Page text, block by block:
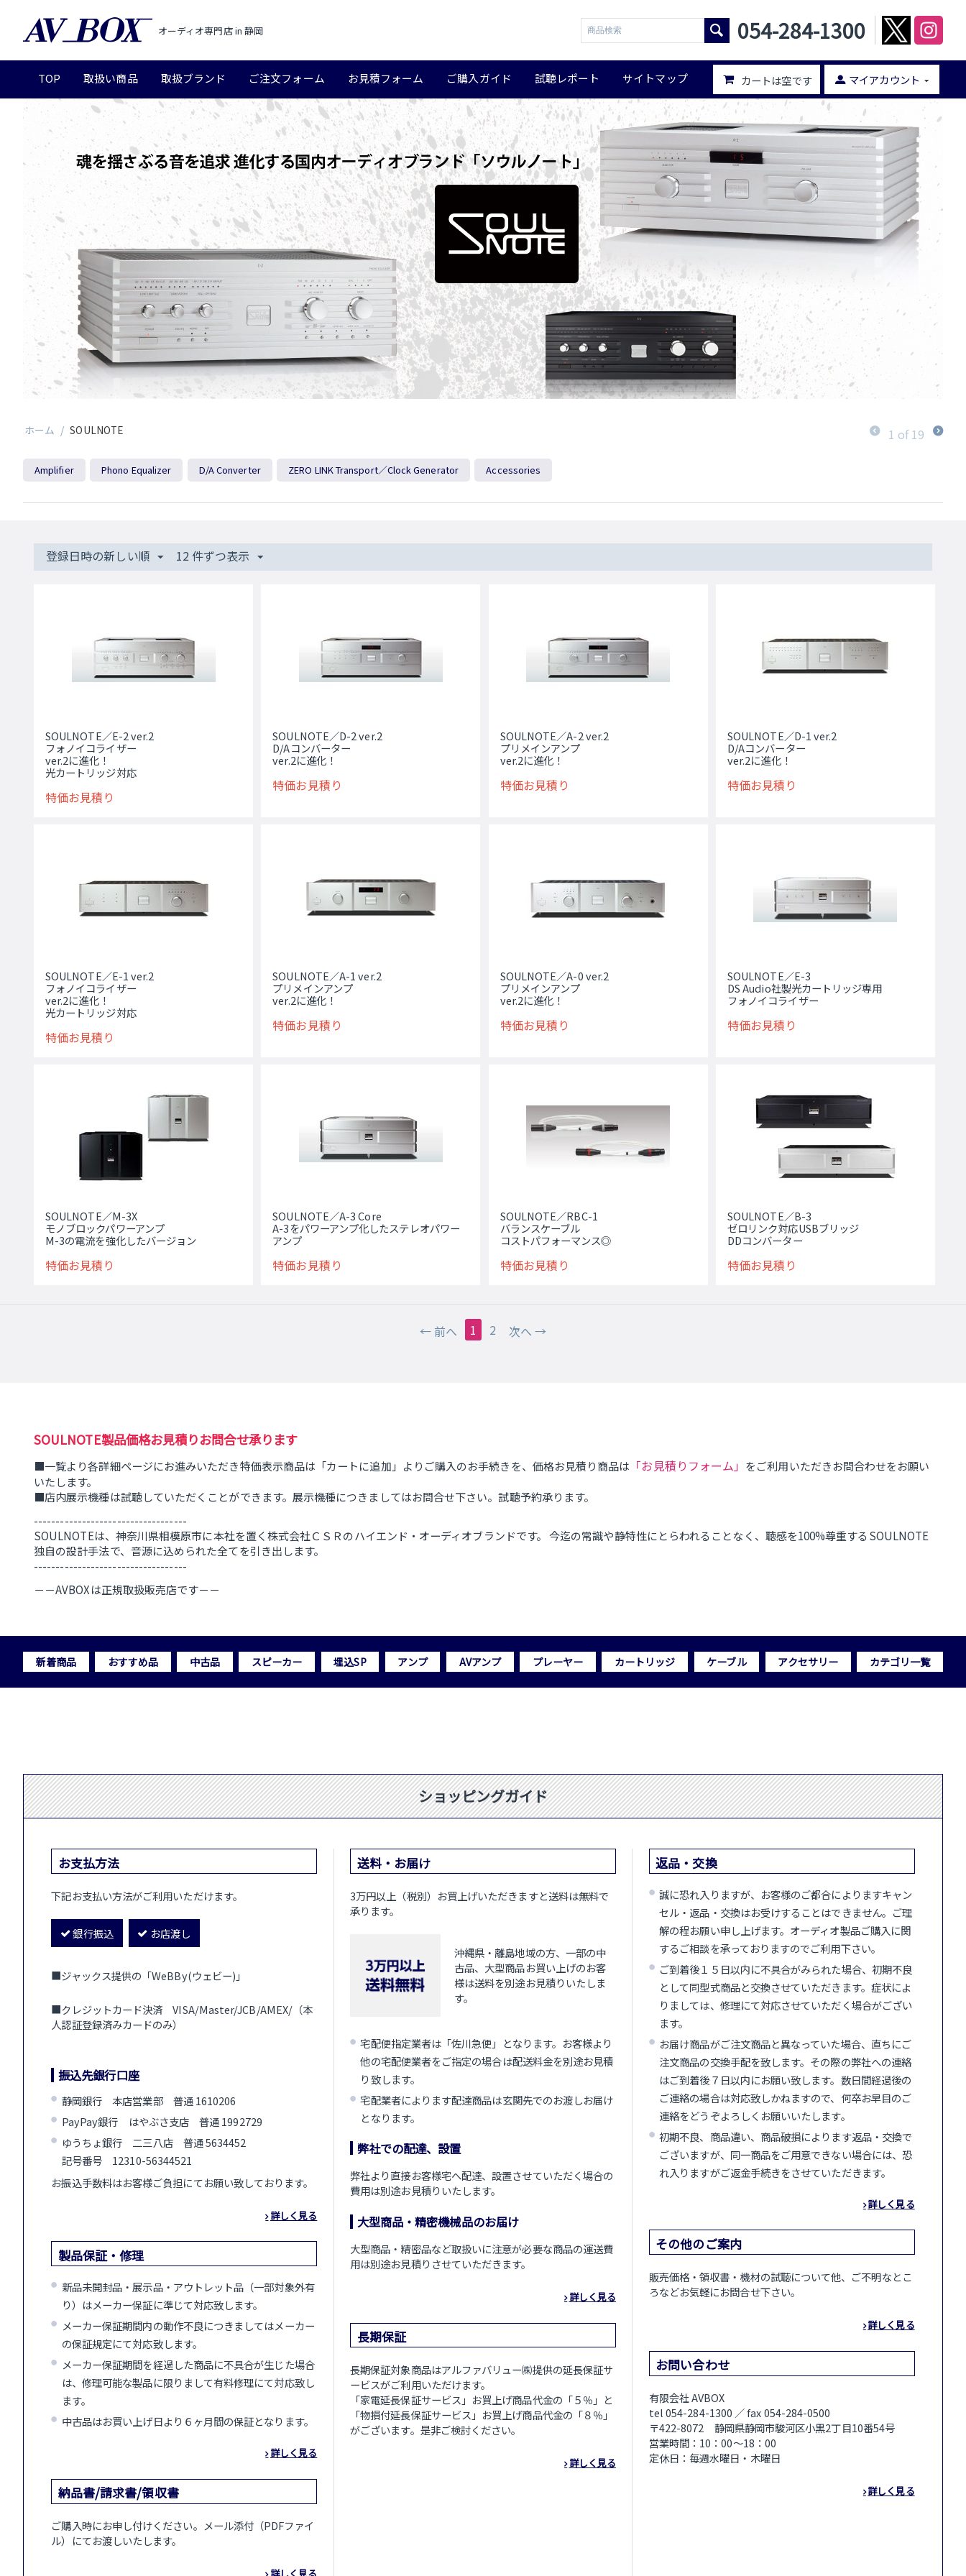
オーディオ専門店 in 静岡 054-284-1300
TOP 取扱い商品 取扱ブランド ご注文フォーム お見積フォーム ご購入ガイド 試聴レポート サイトマップ カートは空です マイアカウント
ホーム / SOULNOTE 1 of 19
Amplifier Phono Equalizer D/A Converter ZERO LINK Transport／Clock Generator Accessories
登録日時の新しい順 12 件ずつ表示
SOULNOTE／E-2 ver.2
フォノイコライザー
ver.2に進化！
光カートリッジ対応
特価お見積り
SOULNOTE／D-2 ver.2
D/Aコンバーター
ver.2に進化！
特価お見積り
SOULNOTE／A-2 ver.2
プリメインアンプ
ver.2に進化！
特価お見積り
SOULNOTE／D-1 ver.2
D/Aコンバーター
ver.2に進化！
特価お見積り
SOULNOTE／E-1 ver.2
フォノイコライザー
ver.2に進化！
光カートリッジ対応
特価お見積り
SOULNOTE／A-1 ver.2
プリメインアンプ
ver.2に進化！
特価お見積り
SOULNOTE／A-0 ver.2
プリメインアンプ
ver.2に進化！
特価お見積り
SOULNOTE／E-3
DS Audio社製光カートリッジ専用
フォノイコライザー
特価お見積り
SOULNOTE／M-3X
モノブロックパワーアンプ
M-3の電流を強化したバージョン
特価お見積り
SOULNOTE／A-3 Core
A-3をパワーアンプ化したステレオパワー
アンプ
特価お見積り
SOULNOTE／RBC-1
バランスケーブル
コストパフォーマンス◎
特価お見積り
SOULNOTE／B-3
ゼロリンク対応USBブリッジ
DDコンバーター
特価お見積り
前へ 1 2 次へ
SOULNOTE製品価格お見積りお問合せ承ります
■一覧より各詳細ページにお進みいただき特価表示商品は「カートに追加」よりご購入のお手続きを、価格お見積り商品は 「お見積りフォーム」 をご利用いただきお問合わせをお願い
いたします。
■店内展示機種は試聴していただくことができます。展示機種につきましてはお問合せ下さい。試聴予約承ります。
-----------------------------------
SOULNOTEは、神奈川県相模原市に本社を置く株式会社ＣＳＲのハイエンド・オーディオブランドです。 今迄の常識や静特性にとらわれることなく、聴感を100%尊重するSOULNOTE
独自の設計手法で、音源に込められた全てを引き出します。
-----------------------------------
－－AVBOXは正規取扱販売店です－－
新着商品 おすすめ品 中古品 スピーカー 埋込SP アンプ AVアンプ プレーヤー カートリッジ ケーブル アクセサリー カテゴリ一覧
ショッピングガイド
お支払方法
下記お支払い方法がご利用いただけます。
銀行振込 お店渡し
■ジャックス提供の「WeBBy(ウェビー)」
■クレジットカード決済 VISA/Master/JCB/AMEX/（本
人認証登録済みカードのみ）
振込先銀行口座
静岡銀行 本店営業部 普通 1610206
PayPay銀行 はやぶさ支店 普通 1992729
ゆうちょ銀行 二三八店 普通 5634452
記号番号 12310-56344521
お振込手数料はお客様ご負担にてお願い致しております。
詳しく見る
製品保証・修理
新品未開封品・展示品・アウトレット品（一部対象外有
り）はメーカー保証に準じて対応致します。
メーカー保証期間内の動作不良につきましてはメーカー
の保証規定にて対応致します。
メーカー保証期間を経過した商品に不具合が生じた場合
は、修理可能な製品に限りまして有料修理にて対応致し
ます。
中古品はお買い上げ日より６ヶ月間の保証となります。
詳しく見る
納品書/請求書/領収書
ご購入時にお申し付けください。メール添付（PDFファイ
ル）にてお渡しいたします。
送料・お届け
3万円以上（税別）お買上げいただきますと送料は無料で
承ります。
沖縄県・離島地域の方、一部の中
古品、大型商品お買い上げのお客
様は送料を別途お見積りいたしま
す。
宅配便指定業者は「佐川急便」となります。お客様より
他の宅配便業者をご指定の場合は配送料金を別途お見積
り致します。
宅配業者によります配達商品は玄関先でのお渡しお届け
となります。
弊社での配達、設置
弊社より直接お客様宅へ配達、設置させていただく場合の
費用は別途お見積りいたします。
大型商品・精密機械品のお届け
大型商品・精密品など取扱いに注意が必要な商品の運送費
用は別途お見積りさせていただきます。
詳しく見る
長期保証
長期保証対象商品はアルファバリュー㈱提供の延長保証サ
ービスがご利用いただけます。
「家電延長保証サービス」お買上げ商品代金の「５％」と
「物損付延長保証サービス」お買上げ商品代金の「８％」
がございます。是非ご検討ください。
詳しく見る
返品・交換
誠に恐れ入りますが、お客様のご都合によりますキャン
セル・返品・交換はお受けすることはできません。ご理
解の程お願い申し上げます。オーディオ製品ご購入に関
するご相談を承っておりますのでご利用下さい。
ご到着後１５日以内に不具合がみられた場合、初期不良
として同型式商品と交換させていただきます。症状によ
りましては、修理にて対応させていただく場合がござい
ます。
お届け商品がご注文商品と異なっていた場合、直ちにご
注文商品の交換手配を致します。その際の弊社への連絡
はご到着後７日以内にお願い致します。数日間経過後の
ご連絡の場合は対応致しかねますので、何卒お早目のご
連絡をどうぞよろしくお願いいたします。
初期不良、商品違い、商品破損によります返品・交換で
ございますが、同一商品をご用意できない場合には、恐
れ入りますがご返金手続きをさせていただきます。
詳しく見る
その他のご案内
販売価格・領収書・機材の試聴について他、ご不明なとこ
ろなどお気軽にお問合せ下さい。
詳しく見る
お問い合わせ
有限会社 AVBOX
tel 054-284-1300 ／ fax 054-284-0500
〒422-8072 静岡県静岡市駿河区小黒2丁目10番54号
営業時間：10：00～18：00
定休日：毎週水曜日・木曜日
詳しく見る